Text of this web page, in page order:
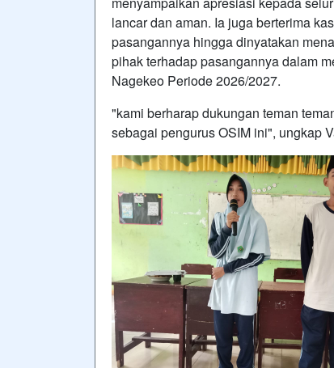
lancar dan aman. Ia juga berterima
pasangannya hingga dinyatakan
pihak terhadap pasangannya dalam
Nagekeo Periode 2026/2027.
"kami berharap dukungan teman
sebagai pengurus OSIM ini", ungkap